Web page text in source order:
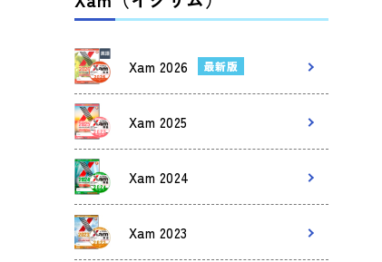
Xam 2026 最新版
Xam 2025
Xam 2024
Xam 2023